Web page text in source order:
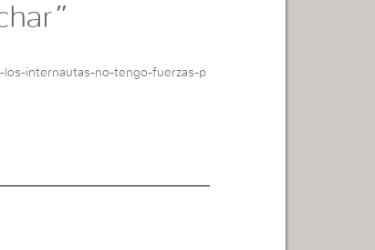
internautas-no-tengo-fuerzas-p